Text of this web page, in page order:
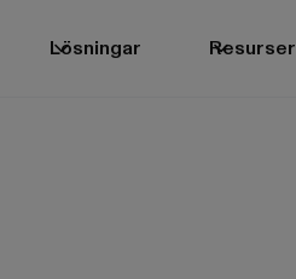
Lösningar Resurser